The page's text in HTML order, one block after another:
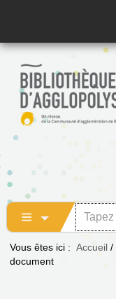
Vous êtes ici : Accueil /
document